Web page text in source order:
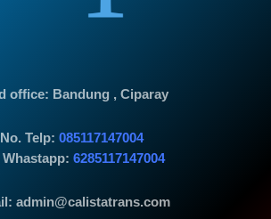
office: Bandung , Ciparay
No. Telp: 085117147004
Whastapp: 6285117147004
admin@calistatrans.com